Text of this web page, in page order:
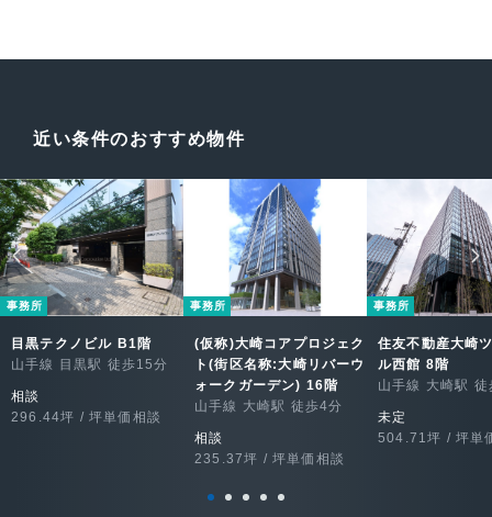
近い条件のおすすめ物件
事務所
目黒テクノビル B1階
山手線 目黒駅 徒歩15分
相談
296.44坪 / 坪単価相談
事務所
(仮称)大崎コアプロジェク
ト(街区名称:大崎リバーウ
ォークガーデン) 16階
山手線 大崎駅 徒歩4分
相談
235.37坪 / 坪単価相談
事務所
住友不動産大崎
ル西館 8階
山手線 大崎駅
未定
504.71坪 / 坪単